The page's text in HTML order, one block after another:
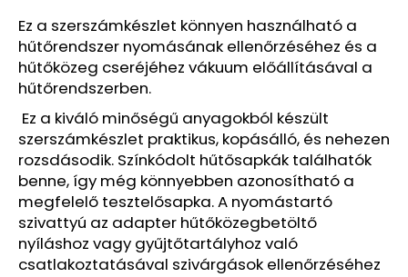
Ez a szerszámkészlet könnyen használható a
hűtőrendszer nyomásának ellenőrzéséhez és a
hűtőközeg cseréjéhez vákuum előállításával a
hűtőrendszerben.
Ez a kiváló minőségű anyagokból készült
szerszámkészlet praktikus, kopásálló, és nehezen
rozsdásodik. Színkódolt hűtősapkák találhatók
benne, így még könnyebben azonosítható a
megfelelő tesztelősapka. A nyomástartó
szivattyú az adapter hűtőközegbetöltő
nyíláshoz vagy gyűjtőtartályhoz való
csatlakoztatásával szivárgások ellenőrzéséhez